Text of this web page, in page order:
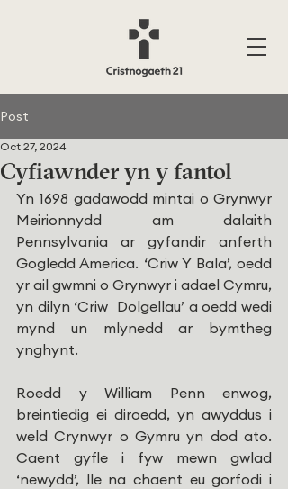
Post
Cyfiawnder yn y fantol
Oct 27, 2024
Yn 1698 gadawodd mintai o Grynwyr
Meirionnydd am dalaith
Pennsylvania ar gyfandir anferth
Gogledd America. ‘Criw Y Bala’, oedd
yr ail gwmni o Grynwyr i adael Cymru,
yn dilyn ‘Criw  Dolgellau’ a oedd wedi
mynd un mlynedd ar bymtheg
ynghynt.
Roedd y William Penn enwog,
breintiedig ei diroedd, yn awyddus i
weld Crynwyr o Gymru yn dod ato.
Caent gyfle i fyw mewn gwlad
‘newydd’, lle na chaent eu gorfodi i